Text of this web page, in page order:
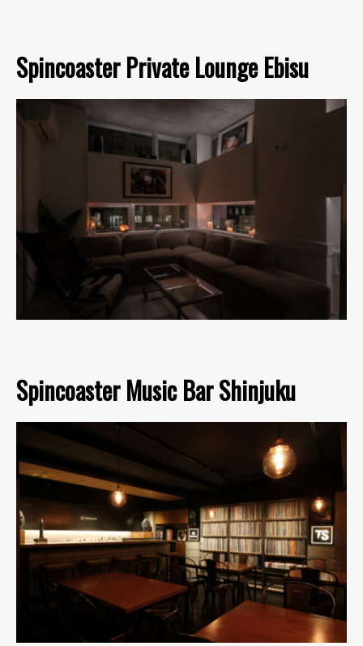
Spincoaster Private Lounge Ebisu
Spincoaster Music Bar Shinjuku